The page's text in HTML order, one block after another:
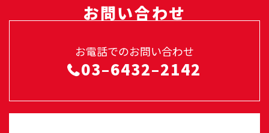
お問い合わせ
お電話でのお問い合わせ
03–6432–2142